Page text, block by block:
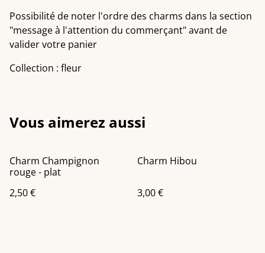
Possibilité de noter l'ordre des charms dans la section
"message à l'attention du commerçant" avant de
valider votre panier
Collection : fleur
Vous aimerez aussi
Charm Champignon
rouge - plat
2,50 €
Charm Hibou
3,00 €